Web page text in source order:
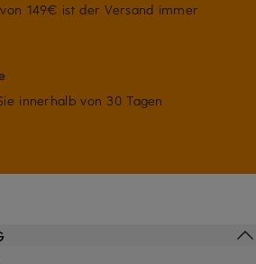
149€ ist der Versand immer
innerhalb von 30 Tagen